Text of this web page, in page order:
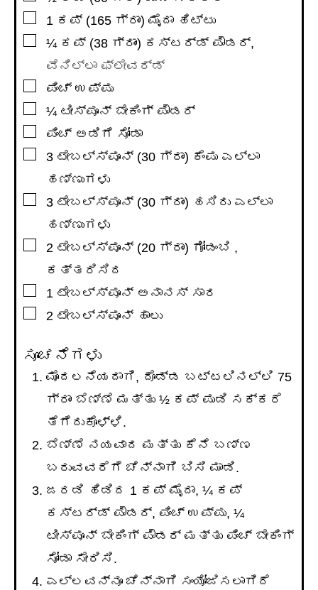
▢1 ಕಪ್ (165 ಗ್ರಾಂ) ಮೈದಾ ಹಿಟ್ಟು
▢¼ ಕಪ್ (38 ಗ್ರಾಂ) ಕಸ್ಟರ್ಡ್ ಪೌಡರ್,
ವೆನಿಲ್ಲಾ ಫ್ಲೇವರ್ಡ್
▢ಪಿಂಚ್ ಉಪ್ಪು
▢¼ ಟೀಸ್ಪೂನ್ ಬೇಕಿಂಗ್ ಪೌಡರ್
▢ಪಿಂಚ್ ಅಡಿಗೆ ಸೋಡಾ
▢3 ಟೇಬಲ್ಸ್ಪೂನ್ (30 ಗ್ರಾಂ) ಕೆಂಪು ಎಲ್ಲಾ
ಹಣ್ಣುಗಳು
▢3 ಟೇಬಲ್ಸ್ಪೂನ್ (30 ಗ್ರಾಂ) ಹಸಿರು ಎಲ್ಲಾ
ಹಣ್ಣುಗಳು
▢2 ಟೇಬಲ್ಸ್ಪೂನ್ (20 ಗ್ರಾಂ) ಗೋಡಂಬಿ ,
ಕತ್ತರಿಸಿದ
▢1 ಟೇಬಲ್ಸ್ಪೂನ್ ಅನಾನಸ್ ಸಾರ
▢2 ಟೇಬಲ್ಸ್ಪೂನ್ ಹಾಲು
ಸೂಚನೆಗಳು
ಮೊದಲನೆಯದಾಗಿ, ದೊಡ್ಡ ಬಟ್ಟಲಿನಲ್ಲಿ 75
ಗ್ರಾಂ ಬೆಣ್ಣೆ ಮತ್ತು ½ ಕಪ್ ಪುಡಿ ಸಕ್ಕರೆ
ತೆಗೆದುಕೊಳ್ಳಿ.
ಬೆಣ್ಣೆ ನಯವಾದ ಮತ್ತು ಕೆನೆ ಬಣ್ಣ
ಬರುವವರೆಗೆ ಚೆನ್ನಾಗಿ ಬಿಸಿ ಮಾಡಿ.
ಜರಡಿ ಹಿಡಿದ 1 ಕಪ್ ಮೈದಾ, ¼ ಕಪ್
ಕಸ್ಟರ್ಡ್ ಪೌಡರ್, ಪಿಂಚ್ ಉಪ್ಪು, ¼
ಟೀಸ್ಪೂನ್ ಬೇಕಿಂಗ್ ಪೌಡರ್ ಮತ್ತು ಪಿಂಚ್ ಬೇಕಿಂಗ್
ಸೋಡಾ ಸೇರಿಸಿ.
ಎಲ್ಲವನ್ನೂ ಚೆನ್ನಾಗಿ ಸಂಯೋಜಿಸಲಾಗಿದೆ